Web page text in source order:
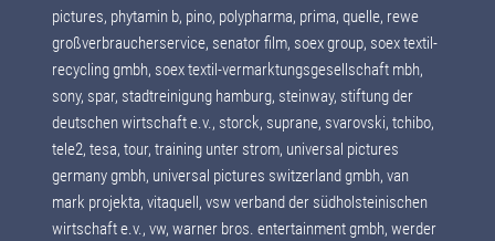
pictures, phytamin b, pino, polypharma, prima, quelle, rewe
großverbraucherservice, senator film, soex group, soex textil-
recycling gmbh, soex textil-vermarktungsgesellschaft mbh,
sony, spar, stadtreinigung hamburg, steinway, stiftung der
deutschen wirtschaft e.v., storck, suprane, svarovski, tchibo,
tele2, tesa, tour, training unter strom, universal pictures
germany gmbh, universal pictures switzerland gmbh, van
mark projekta, vitaquell, vsw verband der südholsteinischen
wirtschaft e.v., vw, warner bros. entertainment gmbh, werder